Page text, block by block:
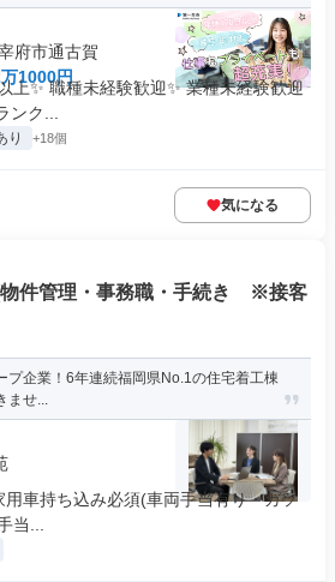
府市通古賀
1000円
上✨ 職種未経験歓迎✨ 業種未経験歓迎
ンク...
り +18個
気になる
物件管理・事務職・手続き ※接客
プ企業！6年連続福岡県No.1の住宅着工棟
ませ...
車持ち込み必須(車両手当有り・ガソ
当...